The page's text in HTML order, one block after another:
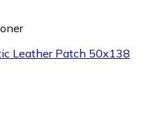
Leather Patch 50x138